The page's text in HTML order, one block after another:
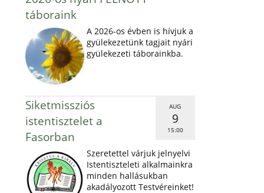
táboraink
A 2026-os évben is hívjuk a
gyülekezetünk tagjait nyári
gyülekezeti táborainkba.
AUG
9
15:00
Siketmissziós
istentisztelet a
Fasorban
Szeretettel várjuk jelnyelvi
Istentiszteleti alkalmainkra
minden hallásukban
akadályozott Testvéreinket!